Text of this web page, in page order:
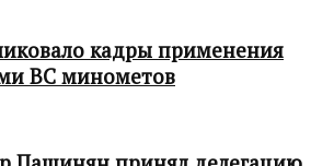
кадры применения
ВС минометов